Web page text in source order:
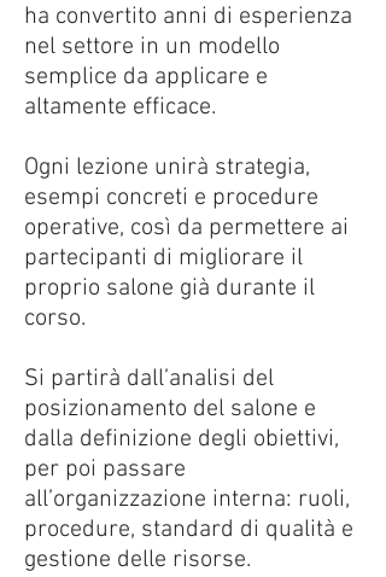
ha convertito anni di esperienza
nel settore in un modello
semplice da applicare e
altamente efficace.
Ogni lezione unirà strategia,
esempi concreti e procedure
operative, così da permettere ai
partecipanti di migliorare il
proprio salone già durante il
corso.
Si partirà dall’analisi del
posizionamento del salone e
dalla definizione degli obiettivi,
per poi passare
all’organizzazione interna: ruoli,
procedure, standard di qualità e
gestione delle risorse.